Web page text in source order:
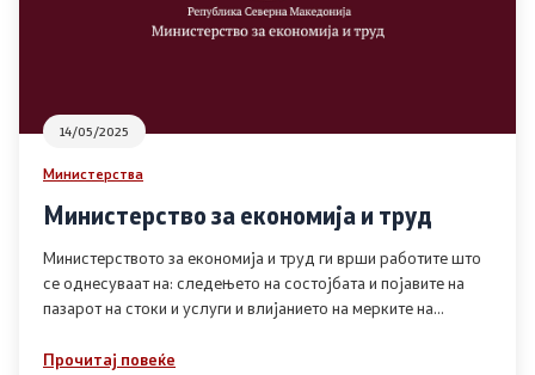
14/05/2025
Министерства
Министерство за економија и труд
Министерството за економија и труд ги врши работите што
се однесуваат на: следењето на состојбата и појавите на
пазарот на стоки и услуги и влијанието на мерките на
Прочитај повеќе